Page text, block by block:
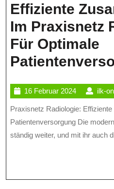
Effiziente
Im Praxisnetz
Für Optimale
16 Februar 202416
Februar
2024
ilk-
Praxisnetz Radiologie: Effiziente Zusammenarbeit für optimale
Patientenversorgung Die
ständig weiter, und mit ihr auch